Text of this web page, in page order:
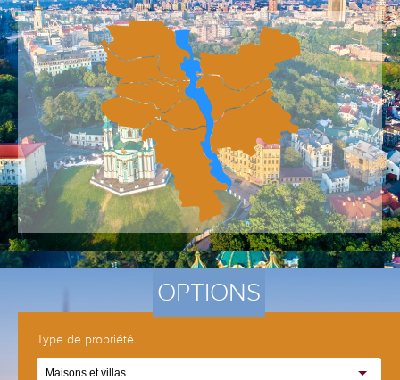
OPTIONS
Type de propriété
Maisons et villas